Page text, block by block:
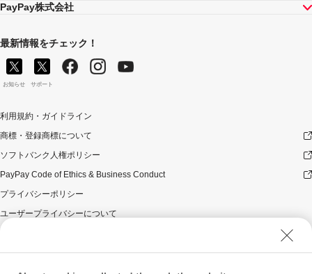
PayPay株式会社
最新情報をチェック！
お知らせ サポート
利用規約・ガイドライン
商標・登録商標について
ソフトバンク人権ポリシー
PayPay Code of Ethics & Business Conduct
プライバシーポリシー
ユーザープライバシーについて
ウェブサイト利用規約
反社会的勢力に対する方針